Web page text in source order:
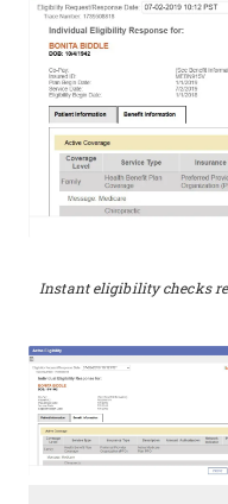
Instant eligibility checks